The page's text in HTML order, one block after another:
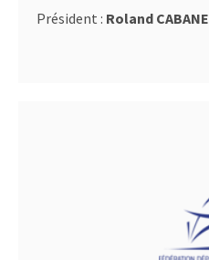
Président : Roland CABANE